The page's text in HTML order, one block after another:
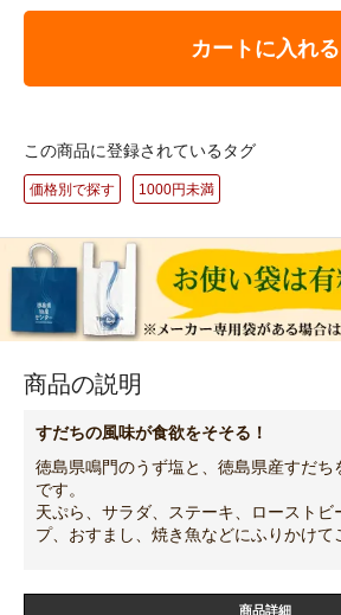
カートに入れる
この商品に登録されているタグ
価格別で探す 1000円未満
商品の説明
すだちの風味が食欲をそそる！
徳島県鳴門のうず塩と、徳島県産すだち
です。
天ぷら、サラダ、ステーキ、ローストビ
プ、おすまし、焼き魚などにふりかけて
商品詳細